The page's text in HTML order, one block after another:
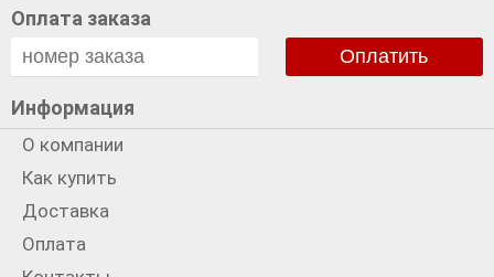
Оплата заказа
Оплатить
Информация
О компании
Как купить
Доставка
Оплата